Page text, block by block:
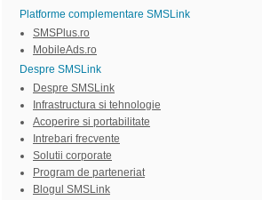
Platforme complementare SMSLink
SMSPlus.ro
MobileAds.ro
Despre SMSLink
Despre SMSLink
Infrastructura si tehnologie
Acoperire si portabilitate
Intrebari frecvente
Solutii corporate
Program de parteneriat
Blogul SMSLink